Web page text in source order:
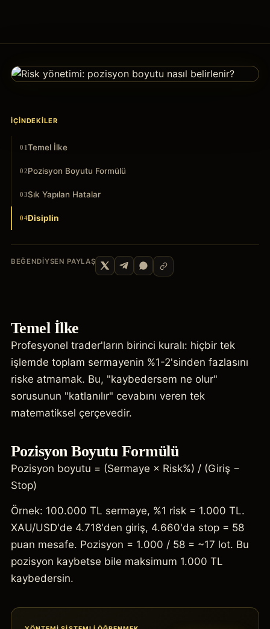
İÇINDEKILER
01Temel İlke
02Pozisyon Boyutu Formülü
03Sık Yapılan Hatalar
04Disiplin
BEĞENDIYSEN PAYLAŞ
Temel İlke
Profesyonel trader'ların birinci kuralı: hiçbir tek
işlemde toplam sermayenin %1-2'sinden fazlasını
riske atmamak. Bu, "kaybedersem ne olur"
sorusunun "katlanılır" cevabını veren tek
matematiksel çerçevedir.
Pozisyon Boyutu Formülü
Pozisyon boyutu = (Sermaye × Risk%) / (Giriş −
Stop)
Örnek: 100.000 TL sermaye, %1 risk = 1.000 TL.
XAU/USD'de 4.718'den giriş, 4.660'da stop = 58
puan mesafe. Pozisyon = 1.000 / 58 = ~17 lot. Bu
pozisyon kaybetse bile maksimum 1.000 TL
kaybedersin.